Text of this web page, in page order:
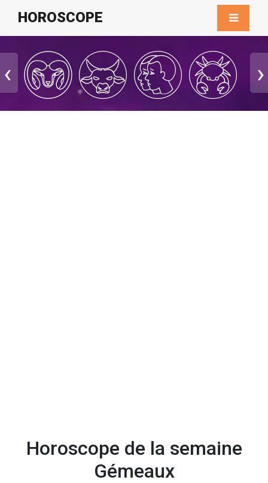
HOROSCOPE
‹ ›
Horoscope de la semaine
Gémeaux